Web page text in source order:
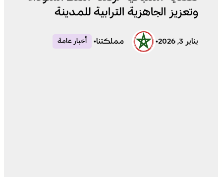
وتعزيز الجاهزية الترابية للمدينة
يناير 3, 2026 • مملكتنا• أخبار عامة